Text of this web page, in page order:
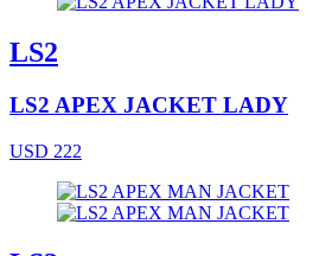
LS2
LS2 APEX JACKET LADY
USD 222